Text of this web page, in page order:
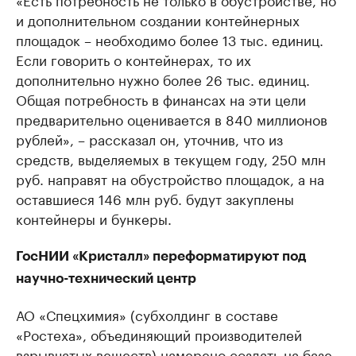
и дополнительном создании контейнерных
площадок – необходимо более 13 тыс. единиц.
Если говорить о контейнерах, то их
дополнительно нужно более 26 тыс. единиц.
Общая потребность в финансах на эти цели
предварительно оценивается в 840 миллионов
рублей», – рассказал он, уточнив, что из
средств, выделяемых в текущем году, 250 млн
руб. направят на обустройство площадок, а на
оставшиеся 146 млн руб. будут закуплены
контейнеры и бункеры.
ГосНИИ «Кристалл» переформатируют под
научно-технический центр
АО «Спецхимия» (субхолдинг в составе
«Ростеха», объединяющий производителей